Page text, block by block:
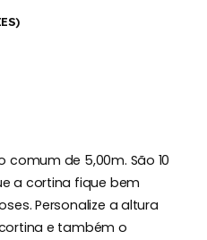
comum de 5,00m. São 10
a cortina fique bem
Personalize a altura
e também o